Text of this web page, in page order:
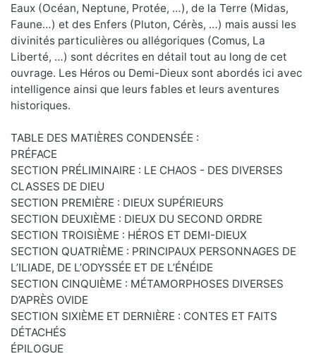
Eaux (Océan, Neptune, Protée, …), de la Terre (Midas,
Faune…) et des Enfers (Pluton, Cérès, …) mais aussi les
divinités particulières ou allégoriques (Comus, La
Liberté, …) sont décrites en détail tout au long de cet
ouvrage. Les Héros ou Demi-Dieux sont abordés ici avec
intelligence ainsi que leurs fables et leurs aventures
historiques.
TABLE DES MATIÈRES CONDENSÉE :
PRÉFACE
SECTION PRÉLIMINAIRE : LE CHAOS - DES DIVERSES
CLASSES DE DIEU
SECTION PREMIÈRE : DIEUX SUPÉRIEURS
SECTION DEUXIÈME : DIEUX DU SECOND ORDRE
SECTION TROISIÈME : HÉROS ET DEMI-DIEUX
SECTION QUATRIÈME : PRINCIPAUX PERSONNAGES DE
L’ILIADE, DE L’ODYSSÉE ET DE L’ÉNÉIDE
SECTION CINQUIÈME : MÉTAMORPHOSES DIVERSES
D’APRÈS OVIDE
SECTION SIXIÈME ET DERNIÈRE : CONTES ET FAITS
DÉTACHÉS
ÉPILOGUE